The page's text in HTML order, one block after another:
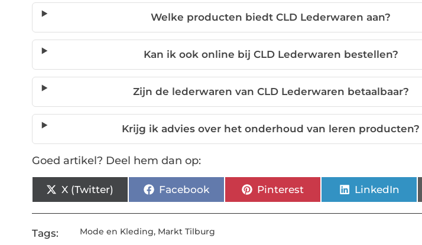
Welke producten biedt CLD Lederwaren aan?
Kan ik ook online bij CLD Lederwaren bestellen?
Zijn de lederwaren van CLD Lederwaren betaalbaar?
Krijg ik advies over het onderhoud van leren producten?
Goed artikel? Deel hem dan op:
X (Twitter) Facebook Pinterest LinkedIn
Tags: Mode en Kleding, Markt Tilburg